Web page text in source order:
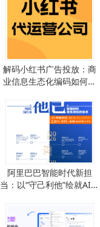
解码小红书广告投放：商
业信息生态化编码如何撬
阿里巴巴智能时代新担
当：以“守己利他”绘就AI治